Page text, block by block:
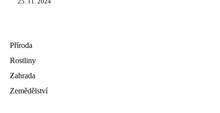
25. 11. 2024
Příroda
Rostliny
Zahrada
Zemědělství